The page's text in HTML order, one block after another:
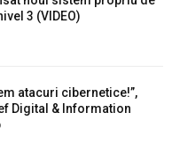
3 (VIDEO)
atacuri cibernetice!”,
Digital & Information